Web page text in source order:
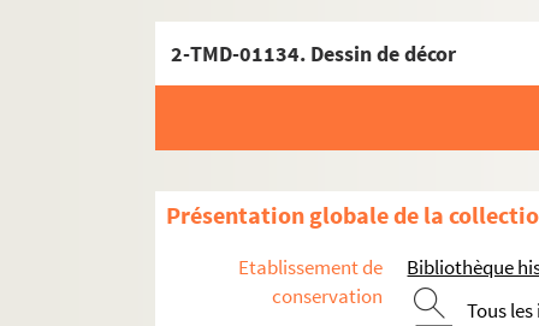
2-TMD-01134. Dessin de décor
Présentation globale de la
Etablissement de
conservation
Bibliothèque
Tous